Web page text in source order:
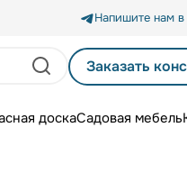
Напишите нам в
Заказать
доскаСадовая мебель